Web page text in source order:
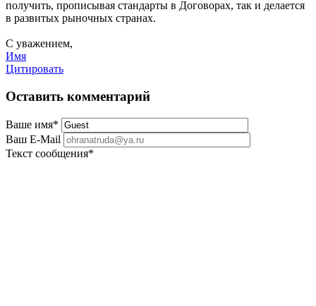
получить, прописывая стандарты в Договорах, так и делается
в развитых рыночных странах.
С уважением,
Имя
Цитировать
Оставить комментарий
Ваше имя*
Ваш E-Mail
Текст сообщения*